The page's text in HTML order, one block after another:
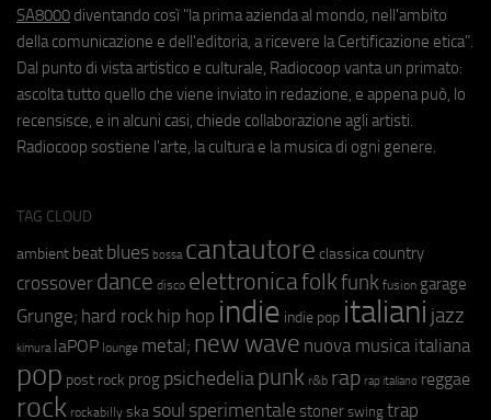
SA8000 diventando così "la prima azienda al mondo, nell'ambito
della comunicazione e dell'editoria, a ricevere la Certificazione etica".
Dal punto di vista artistico e culturale, Radiocoop vanta un primato:
ascolta tutto quello che viene inviato in redazione, e appena può, lo
recensisce, e in alcuni casi, chiede collaborazione agli artisti.
Radiocoop sostiene l'arte, la cultura e la musica di ogni genere.
TAG CLOUD
ambient beat blues bossa cantautore classica country
crossover dance disco elettronicafolkfunk fusion garage
Grunge; hard rock hip hop indie indie pop italiani jazz
kimura laPOP lounge metal; new wave nuova musica italiana
pop post rock prog psichedeliapunk r&b rap rap italiano reggae
rock rockabilly ska soul sperimentale stoner swing trap